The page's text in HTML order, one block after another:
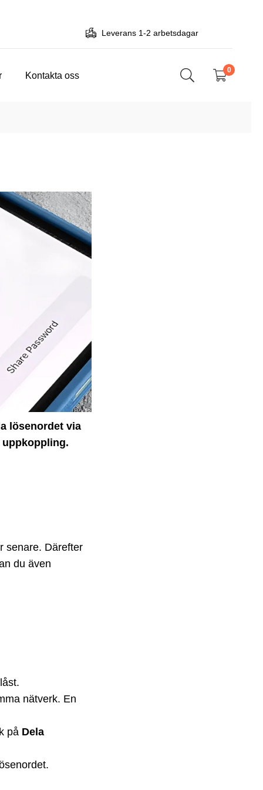
Leverans 1-2 arbetsdagar
Kontakta oss 0
lösenordet via
senare. Därefter
du även
nätverk. En
på Dela